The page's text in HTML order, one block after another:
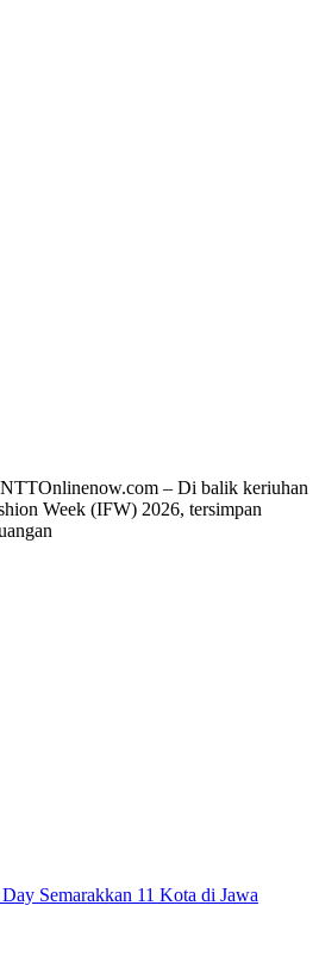
– Di balik keriuhan
Week (IFW) 2026, tersimpan